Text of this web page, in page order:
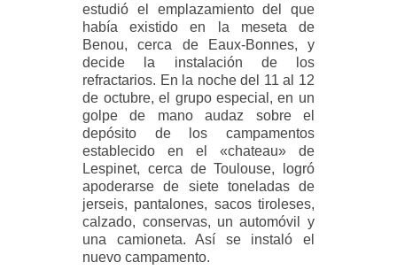
estudió el emplazamiento del que
había existido en la meseta de
Benou, cerca de Eaux-Bonnes, y
decide la instalación de los
refractarios. En la noche del 11 al 12
de octubre, el grupo especial, en un
golpe de mano audaz sobre el
depósito de los campamentos
establecido en el «chateau» de
Lespinet, cerca de Toulouse, logró
apoderarse de siete toneladas de
jerseis, pantalones, sacos tiroleses,
calzado, conservas, un automóvil y
una camioneta. Así se instaló el
nuevo campamento.